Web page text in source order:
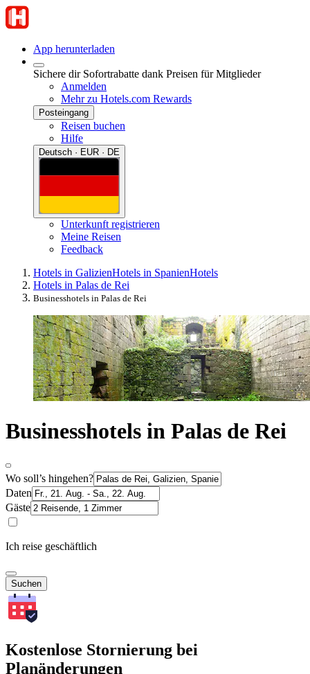
App herunterladen
Sichere dir Sofortrabatte dank Preisen für Mitglieder
Anmelden
Mehr zu Hotels.com Rewards
Posteingang
Reisen buchen
Hilfe
Deutsch · EUR · DE
Unterkunft registrieren
Meine Reisen
Feedback
Hotels in GalizienHotels in SpanienHotels
Hotels in Palas de Rei
Businesshotels in Palas de Rei
Businesshotels in Palas de Rei
Wo soll’s hingehen?
Daten
Gäste
Ich reise geschäftlich
Suchen
Kostenlose Stornierung bei
Planänderungen